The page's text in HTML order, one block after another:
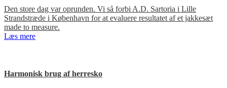
Den store dag var oprunden. Vi så forbi A.D. Sartoria i Lille
Strandstræde i København for at evaluere resultatet af et jakkesæt
made to measure.
Læs mere
Harmonisk brug af herresko